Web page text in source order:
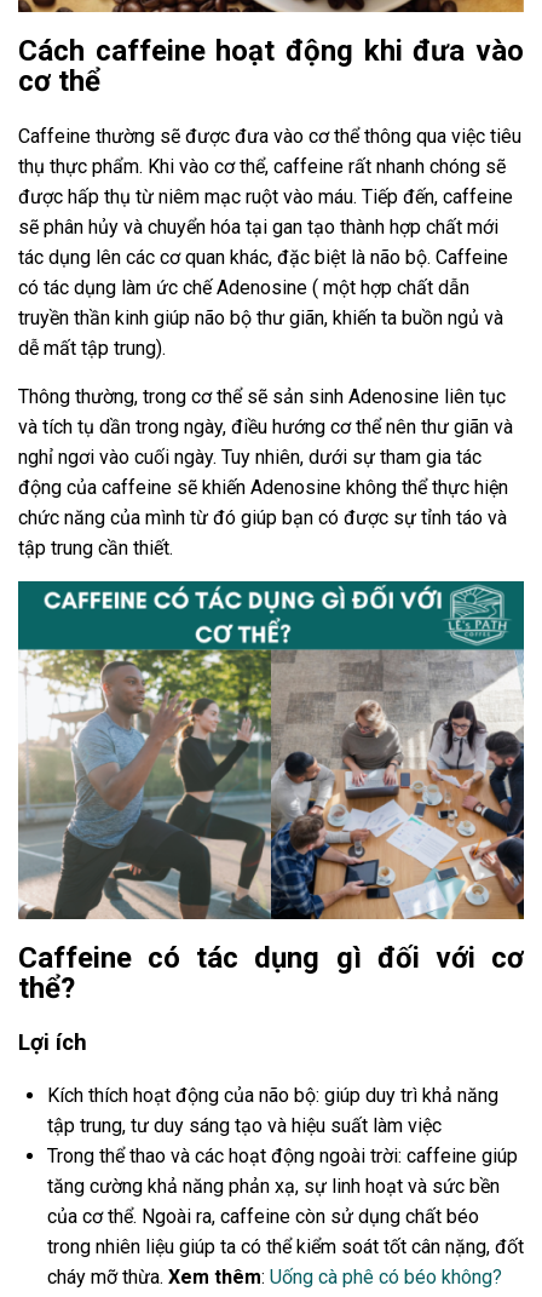
Cách caffeine hoạt động khi đưa vào
cơ thể
Caffeine thường sẽ được đưa vào cơ thể thông qua việc tiêu
thụ thực phẩm. Khi vào cơ thể, caffeine rất nhanh chóng sẽ
được hấp thụ từ niêm mạc ruột vào máu. Tiếp đến, caffeine
sẽ phân hủy và chuyển hóa tại gan tạo thành hợp chất mới
tác dụng lên các cơ quan khác, đặc biệt là não bộ. Caffeine
có tác dụng làm ức chế Adenosine ( một hợp chất dẫn
truyền thần kinh giúp não bộ thư giãn, khiến ta buồn ngủ và
dễ mất tập trung).
Thông thường, trong cơ thể sẽ sản sinh Adenosine liên tục
và tích tụ dần trong ngày, điều hướng cơ thể nên thư giãn và
nghỉ ngơi vào cuối ngày. Tuy nhiên, dưới sự tham gia tác
động của caffeine sẽ khiến Adenosine không thể thực hiện
chức năng của mình từ đó giúp bạn có được sự tỉnh táo và
tập trung cần thiết.
Caffeine có tác dụng gì đối với cơ
thể?
Lợi ích
Kích thích hoạt động của não bộ: giúp duy trì khả năng
tập trung, tư duy sáng tạo và hiệu suất làm việc
Trong thể thao và các hoạt động ngoài trời: caffeine giúp
tăng cường khả năng phản xạ, sự linh hoạt và sức bền
của cơ thể. Ngoài ra, caffeine còn sử dụng chất béo
trong nhiên liệu giúp ta có thể kiểm soát tốt cân nặng, đốt
cháy mỡ thừa. Xem thêm: Uống cà phê có béo không?